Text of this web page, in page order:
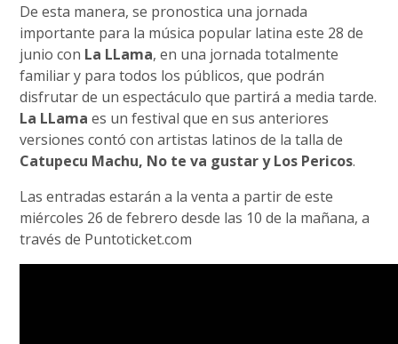
De esta manera, se pronostica una jornada
importante para la música popular latina este 28 de
junio con La LLama, en una jornada totalmente
familiar y para todos los públicos, que podrán
disfrutar de un espectáculo que partirá a media tarde.
La LLama es un festival que en sus anteriores
versiones contó con artistas latinos de la talla de
Catupecu Machu, No te va gustar y Los Pericos.
Las entradas estarán a la venta a partir de este
miércoles 26 de febrero desde las 10 de la mañana, a
través de Puntoticket.com